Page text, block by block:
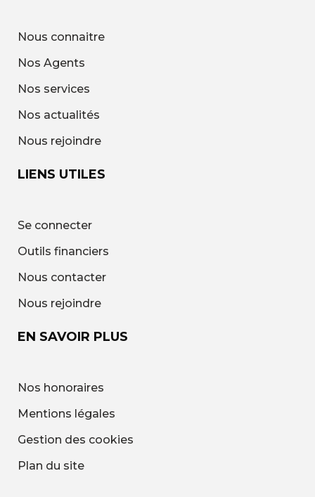
Nous connaitre
Nos Agents
Nos services
Nos actualités
Nous rejoindre
LIENS UTILES
Se connecter
Outils financiers
Nous contacter
Nous rejoindre
EN SAVOIR PLUS
Nos honoraires
Mentions légales
Gestion des cookies
Plan du site